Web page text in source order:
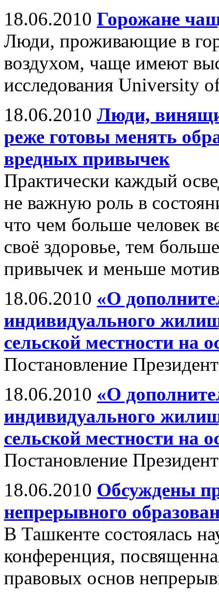
18.06.2010 Горожане
Люди, проживающие в
воздухом, чаще имеют
исследования University
18.06.2010 Люди,
реже готовы менять
вредных привычек
Практически каждый
не важную роль в
что чем больше человек
своё здоровье, тем
привычек и меньше
18.06.2010 «О
индивидуального
сельской местности на
Постановление
18.06.2010 «О
индивидуального
сельской местности на
Постановление
18.06.2010 Обсуждены
непрерывного
В Ташкенте состоялась
конференция,
правовых основ